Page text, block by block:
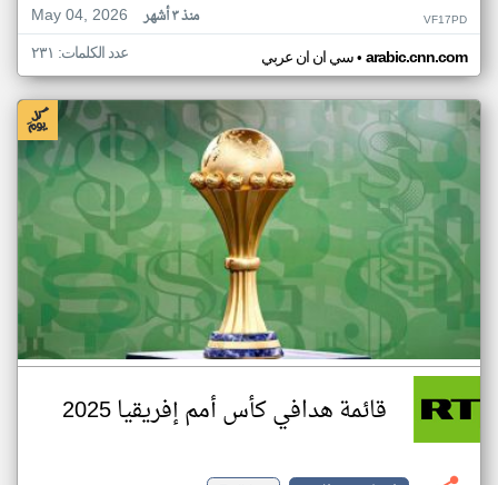
May 04, 2026
منذ ٣ أشهر VF17PD
سي ان ان عربي• arabic.cnn.com عدد الكلمات: ٢٣١
قائمة هدافي كأس أمم إفريقيا 2025